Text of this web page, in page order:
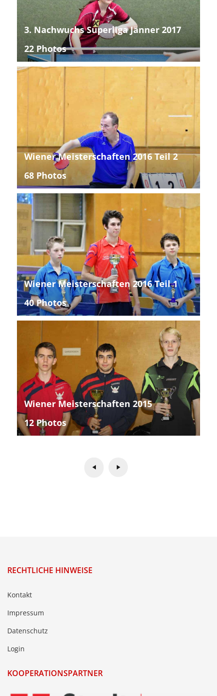
3. Nachwuchs Superliga Jänner 2017
22 Photos
Wiener Meisterschaften 2016 Teil 2
68 Photos
Wiener Meisterschaften 2016 Teil 1
40 Photos
Wiener Meisterschaften 2015
12 Photos
RECHTLICHE HINWEISE
Kontakt
Impressum
Datenschutz
Login
KOOPERATIONSPARTNER